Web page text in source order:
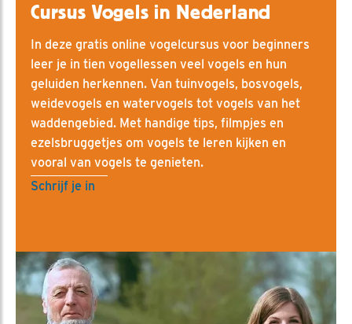
Cursus Vogels in Nederland
In deze gratis online vogelcursus voor beginners
leer je in tien vogellessen veel vogels en hun
geluiden herkennen. Van tuinvogels, bosvogels,
weidevogels en watervogels tot vogels van het
waddengebied. Met handige tips, filmpjes en
ezelsbruggetjes om vogels te leren kijken en
vooral van vogels te genieten.
Schrijf je in